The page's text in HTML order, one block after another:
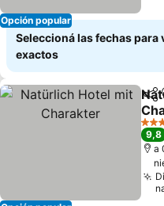
Opción popular
Seleccioná las fechas para
exactos
4
9,8
a